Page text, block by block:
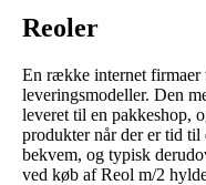
Reoler
En række internet firmaer
leveringsmodeller. Den
leveret til en pakkeshop,
produkter når der er tid
bekvem, og typisk
ved køb af Reol m/2